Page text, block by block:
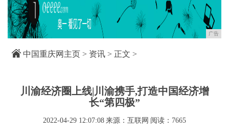
广告
中国重庆网主页 > 资讯 > 正文 >
川渝经济圈上线|川渝携手,打造中国经济增
长“第四极”
2022-04-29 12:07:08 来源：互联网 阅读：7665